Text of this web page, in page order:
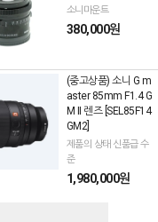
소니마운트
380,000원
(중고상품) 소니 G m
aster 85mm F1.4 G
M II 렌즈 [SEL85F14
GM2]
제품의 상태 신품급 수
준
1,980,000원